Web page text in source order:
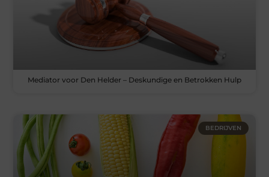
Mediator voor Den Helder – Deskundige en Betrokken Hulp
BEDRIJVEN